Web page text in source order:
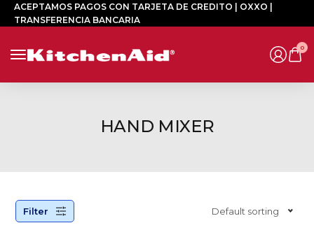
ACEPTAMOS PAGOS CON TARJETA DE CREDITO | OXXO |
TRANSFERENCIA BANCARIA
0
HAND MIXER
Filter Default sorting